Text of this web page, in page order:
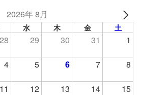
2026年 8月
水 木 金 土
28 29 30 31 1
4 5 6 7 8
11 12 13 14 15